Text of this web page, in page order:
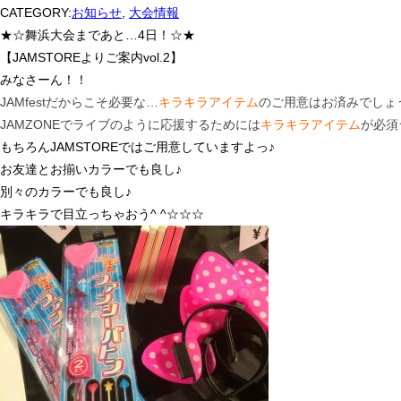
CATEGORY:お知らせ 大会情報
★☆舞浜大会まであと…4日！☆★
【JAMSTOREよりご案内vol.2】
みなさーん！！
JAMfestだからこそ必要な… キラキラアイテムのご用意はお済みでしょ
JAMZONEでライブのように応援するためにはキラキラアイテムが必
もちろんJAMSTOREではご用意していますよっ♪
お友達とお揃いカラーでも良し♪
別々のカラーでも良し♪
キラキラで目立っちゃおう^ ^☆☆☆